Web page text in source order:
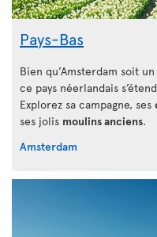
Pays-Bas
Bien qu’Amsterdam soit
ce pays néerlandais
Explorez sa campagne, ses
ses jolis moulins anciens.
Amsterdam